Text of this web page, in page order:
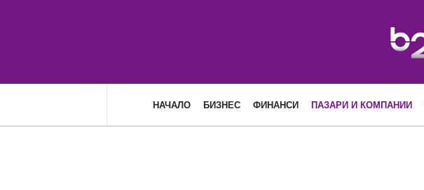
НАЧАЛО БИЗНЕС ФИНАНСИ ПАЗАРИ И КОМПАНИИ